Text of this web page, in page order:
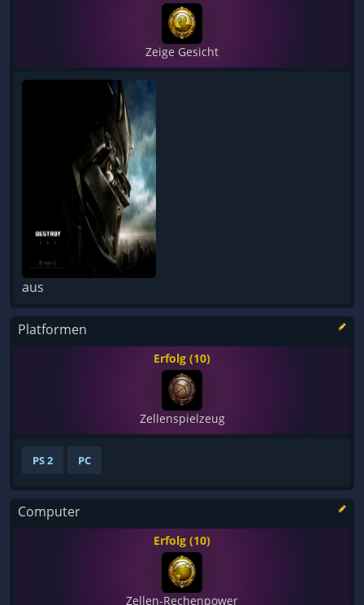
Zeige Gesicht
aus
Platformen
Erfolg (10)
Zellenspielzeug
PS 2 PC
Computer
Erfolg (10)
Zellen-Rechenpower